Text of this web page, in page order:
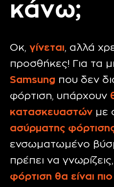
κάνω;
Οκ, γίνεται, αλλά
προσθήκες! Για τα
Samsung που δεν
φόρτιση, υπάρχουν
κατασκευαστώνμε
ασύρματης
ενσωματωμένο
πρέπει να
φόρτιση θα είναι